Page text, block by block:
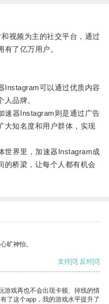
频为主的社交平台，通过
了亿万用户。
可以通过优质内容
品牌。
器Instagram则是通过广告
大知名度和用户群体，实现
界里，加速器Instagram成
的桥梁，让每个人都有机会
旷神怡。
支持[0] 反对[0]
游戏再也不会出现卡顿、掉线的情
了这个app，我的游戏水平提升了